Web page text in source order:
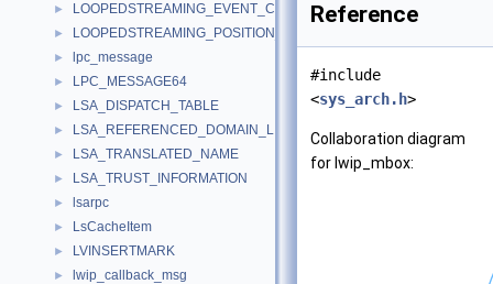
► LOOPEDSTREAMING_EVENT_CONTEXT
► LOOPEDSTREAMING_POSITION_EVENT_DATA
► lpc_message
► LPC_MESSAGE64
► LSA_DISPATCH_TABLE
► LSA_REFERENCED_DOMAIN_LIST
► LSA_TRANSLATED_NAME
► LSA_TRUST_INFORMATION
► lsarpc
► LsCacheItem
► LVINSERTMARK
► lwip_callback_msg
Reference
#include
<sys_arch.h>
Collaboration diagram
for lwip_mbox: